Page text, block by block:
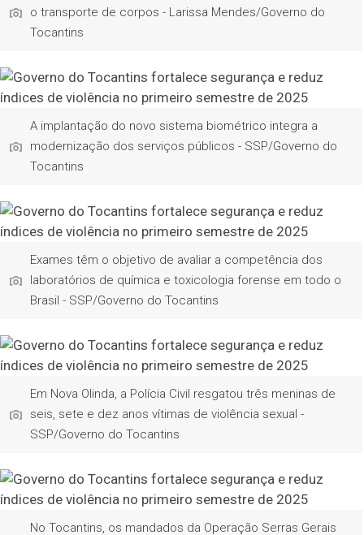
o transporte de corpos - Larissa Mendes/Governo do
Tocantins
A implantação do novo sistema biométrico integra a
modernização dos serviços públicos - SSP/Governo do
Tocantins
Exames têm o objetivo de avaliar a competência dos
laboratórios de química e toxicologia forense em todo o
Brasil - SSP/Governo do Tocantins
Em Nova Olinda, a Polícia Civil resgatou três meninas de
seis, sete e dez anos vítimas de violência sexual -
SSP/Governo do Tocantins
No Tocantins, os mandados da Operação Serras Gerais